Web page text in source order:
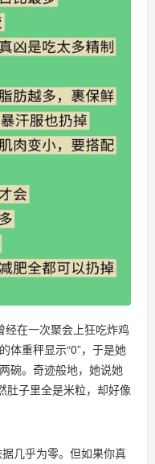
在一次聚会上狂吃炸鸡
体重秤显示“0”，于是她
碗。奇迹般地，她说她
子里全是米粒，却好像
几乎为零。但如果你真